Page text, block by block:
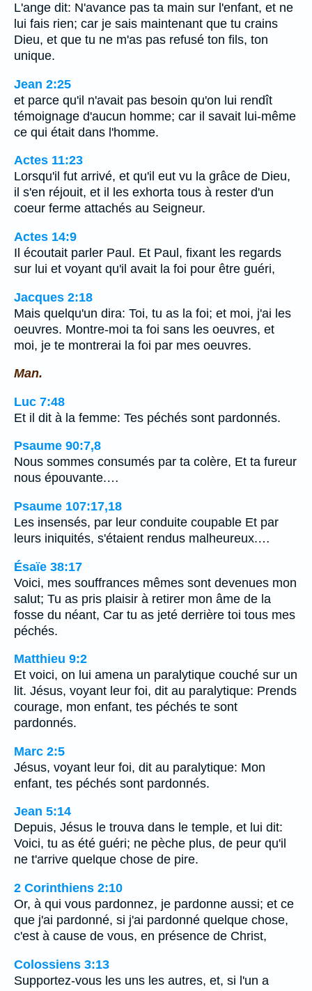
L'ange dit: N'avance pas ta main sur l'enfant, et ne
lui fais rien; car je sais maintenant que tu crains
Dieu, et que tu ne m'as pas refusé ton fils, ton
unique.
Jean 2:25
et parce qu'il n'avait pas besoin qu'on lui rendît
témoignage d'aucun homme; car il savait lui-même
ce qui était dans l'homme.
Actes 11:23
Lorsqu'il fut arrivé, et qu'il eut vu la grâce de Dieu,
il s'en réjouit, et il les exhorta tous à rester d'un
coeur ferme attachés au Seigneur.
Actes 14:9
Il écoutait parler Paul. Et Paul, fixant les regards
sur lui et voyant qu'il avait la foi pour être guéri,
Jacques 2:18
Mais quelqu'un dira: Toi, tu as la foi; et moi, j'ai les
oeuvres. Montre-moi ta foi sans les oeuvres, et
moi, je te montrerai la foi par mes oeuvres.
Man.
Luc 7:48
Et il dit à la femme: Tes péchés sont pardonnés.
Psaume 90:7,8
Nous sommes consumés par ta colère, Et ta fureur
nous épouvante.…
Psaume 107:17,18
Les insensés, par leur conduite coupable Et par
leurs iniquités, s'étaient rendus malheureux.…
Ésaïe 38:17
Voici, mes souffrances mêmes sont devenues mon
salut; Tu as pris plaisir à retirer mon âme de la
fosse du néant, Car tu as jeté derrière toi tous mes
péchés.
Matthieu 9:2
Et voici, on lui amena un paralytique couché sur un
lit. Jésus, voyant leur foi, dit au paralytique: Prends
courage, mon enfant, tes péchés te sont
pardonnés.
Marc 2:5
Jésus, voyant leur foi, dit au paralytique: Mon
enfant, tes péchés sont pardonnés.
Jean 5:14
Depuis, Jésus le trouva dans le temple, et lui dit:
Voici, tu as été guéri; ne pèche plus, de peur qu'il
ne t'arrive quelque chose de pire.
2 Corinthiens 2:10
Or, à qui vous pardonnez, je pardonne aussi; et ce
que j'ai pardonné, si j'ai pardonné quelque chose,
c'est à cause de vous, en présence de Christ,
Colossiens 3:13
Supportez-vous les uns les autres, et, si l'un a